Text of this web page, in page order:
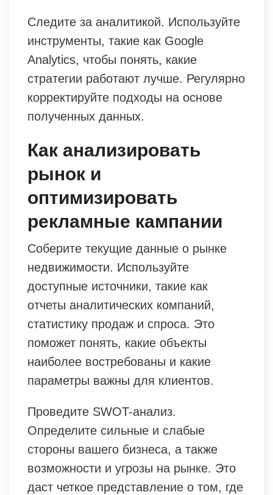
Следите за аналитикой. Используйте
инструменты, такие как Google
Analytics, чтобы понять, какие
стратегии работают лучше. Регулярно
корректируйте подходы на основе
полученных данных.
Как анализировать
рынок и
оптимизировать
рекламные кампании
Соберите текущие данные о рынке
недвижимости. Используйте
доступные источники, такие как
отчеты аналитических компаний,
статистику продаж и спроса. Это
поможет понять, какие объекты
наиболее востребованы и какие
параметры важны для клиентов.
Проведите SWOT-анализ.
Определите сильные и слабые
стороны вашего бизнеса, а также
возможности и угрозы на рынке. Это
даст четкое представление о том, где